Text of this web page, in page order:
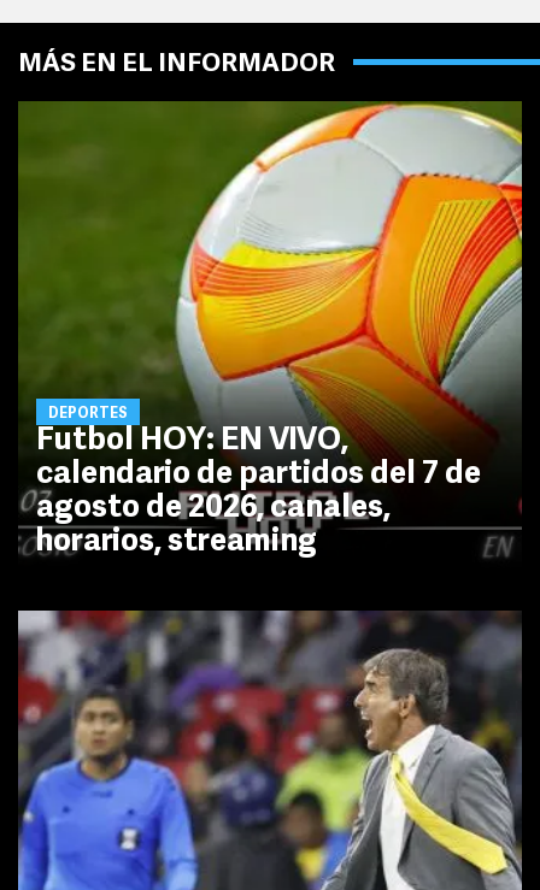
MÁS EN EL INFORMADOR
DEPORTES
Futbol HOY: EN VIVO,
calendario de partidos del 7 de
agosto de 2026, canales,
horarios, streaming